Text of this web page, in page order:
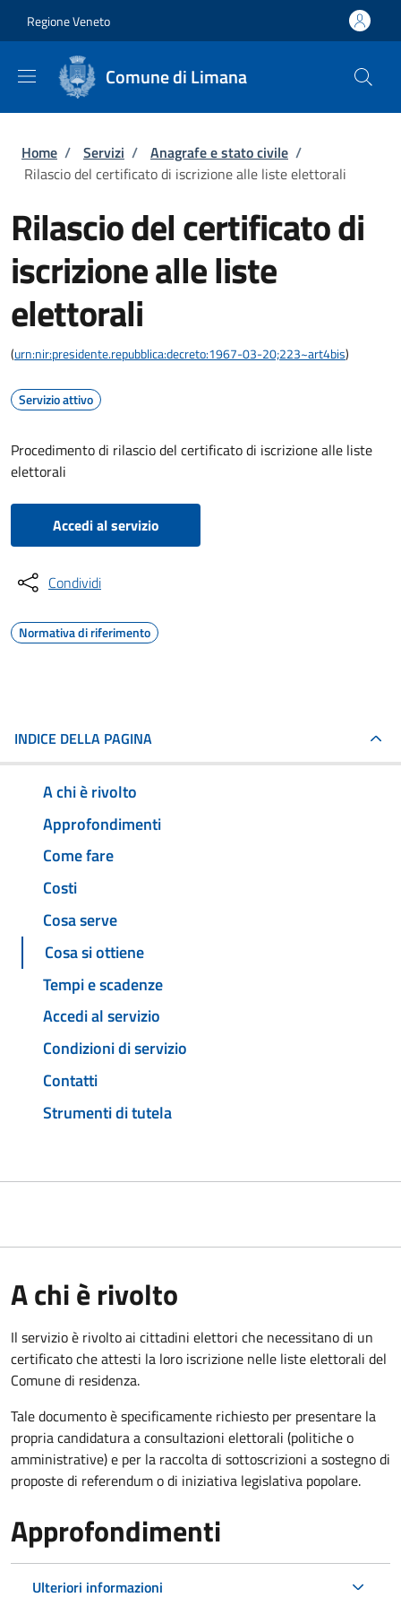
Regione Veneto
Comune di Limana
Briciole di pane
Home / Servizi / Anagrafe e stato civile /
Rilascio del certificato di iscrizione alle liste elettorali
Rilascio del certificato di
iscrizione alle liste
elettorali
(urn:nir:presidente.repubblica:decreto:1967-03-20;223~art4bis)
Servizio attivo
Procedimento di rilascio del certificato di iscrizione alle liste
elettorali
Accedi al servizio
Condividi
Normativa di riferimento
INDICE DELLA PAGINA
A chi è rivolto
Approfondimenti
Come fare
Costi
Cosa serve
Cosa si ottiene
Tempi e scadenze
Accedi al servizio
Condizioni di servizio
Contatti
Strumenti di tutela
A chi è rivolto
Il servizio è rivolto ai cittadini elettori che necessitano di un
certificato che attesti la loro iscrizione nelle liste elettorali del
Comune di residenza.
Tale documento è specificamente richiesto per presentare la
propria candidatura a consultazioni elettorali (politiche o
amministrative) e per la raccolta di sottoscrizioni a sostegno di
proposte di referendum o di iniziativa legislativa popolare.
Approfondimenti
Ulteriori informazioni